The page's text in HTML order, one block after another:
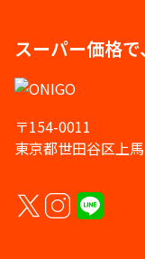
スーパー価格で
〒154-0011
東京都世田谷区上